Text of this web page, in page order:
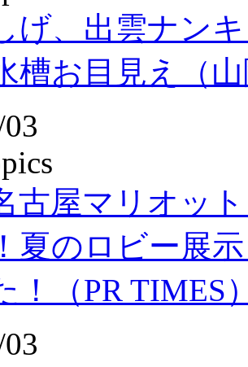
げ、出雲ナン
槽お目見え（
古屋マリオッ
夏のロビー展
！（PR TIMES